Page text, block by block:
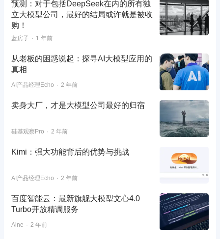
预测：对于包括DeepSeek在内的所有独
立大模型公司，最好的结局或许就是被收
购！
蓝房子 1 年前
从老板的困惑说起：探寻AI大模型应用的
真相
AI产品经理Echo 2 年前
卖身大厂，才是大模型公司最好的归宿
硅基观察Pro 2 年前
Kimi：强大功能背后的优势与挑战
AI产品经理Echo 2 年前
百度智能云：最新旗舰大模型文心4.0
Turbo开放精调服务
Aine 2 年前